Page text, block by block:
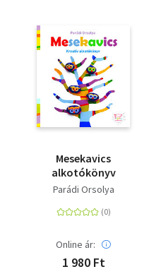
Mesekavics
alkotókönyv
Parádi Orsolya
Online ár:
1 980 Ft